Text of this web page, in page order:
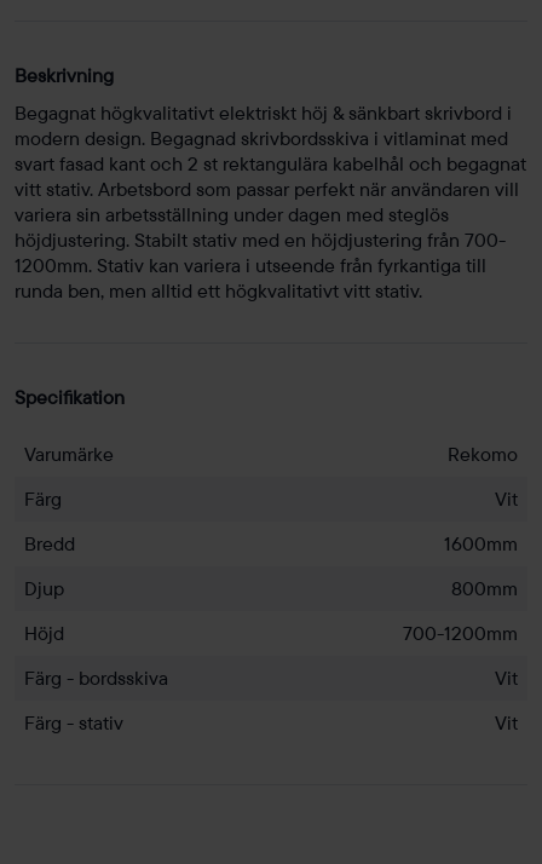
Beskrivning
Begagnat högkvalitativt elektriskt höj & sänkbart skrivbord i
modern design. Begagnad skrivbordsskiva i vitlaminat med
svart fasad kant och 2 st rektangulära kabelhål och begagnat
vitt stativ. Arbetsbord som passar perfekt när användaren vill
variera sin arbetsställning under dagen med steglös
höjdjustering. Stabilt stativ med en höjdjustering från 700-
1200mm. Stativ kan variera i utseende från fyrkantiga till
runda ben, men alltid ett högkvalitativt vitt stativ.
Specifikation
Varumärke
Rekomo
Färg
Vit
Bredd
1600mm
Djup
800mm
Höjd
700-1200mm
Färg - bordsskiva
Vit
Färg - stativ
Vit